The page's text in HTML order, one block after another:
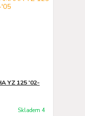
YZ 125 '02-
Skladem 4